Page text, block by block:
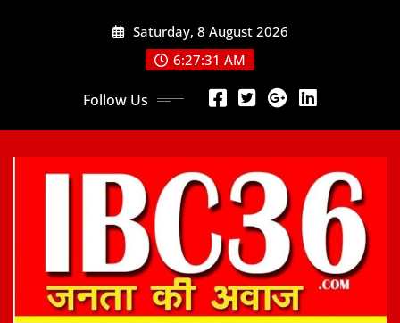
Saturday, 8 August 2026
6:27:32 AM
Follow Us